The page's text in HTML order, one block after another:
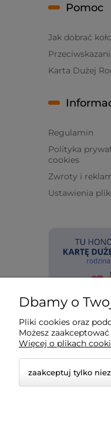
Pomoc
Jak dobrać
Karta Dużej
Regulamin
Polityka
cookies
Zwroty i
Ustawienia
Dbamy o
Pliki cookies oraz
Możesz
Więcej o plikach
zaakceptuj tylko